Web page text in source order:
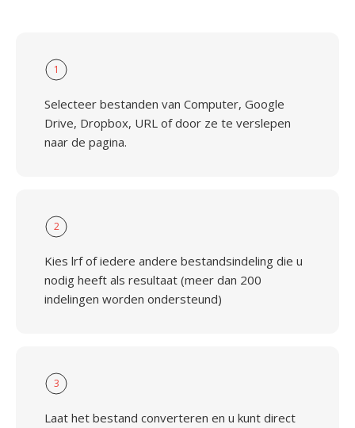
1
Selecteer bestanden van Computer, Google
Drive, Dropbox, URL of door ze te verslepen
naar de pagina.
2
Kies lrf of iedere andere bestandsindeling die u
nodig heeft als resultaat (meer dan 200
indelingen worden ondersteund)
3
Laat het bestand converteren en u kunt direct